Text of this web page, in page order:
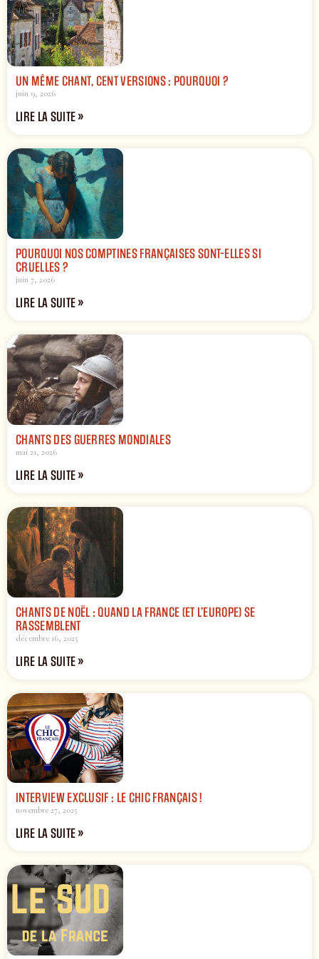
UN MÊME CHANT, CENT VERSIONS : POURQUOI ?
juin 9, 2026
LIRE LA SUITE »
POURQUOI NOS COMPTINES FRANÇAISES SONT-ELLES SI
CRUELLES ?
juin 7, 2026
LIRE LA SUITE »
CHANTS DES GUERRES MONDIALES
mai 21, 2026
LIRE LA SUITE »
CHANTS DE NOËL : QUAND LA FRANCE (ET L’EUROPE) SE
RASSEMBLENT
décembre 16, 2025
LIRE LA SUITE »
INTERVIEW EXCLUSIF : LE CHIC FRANÇAIS !
novembre 27, 2025
LIRE LA SUITE »